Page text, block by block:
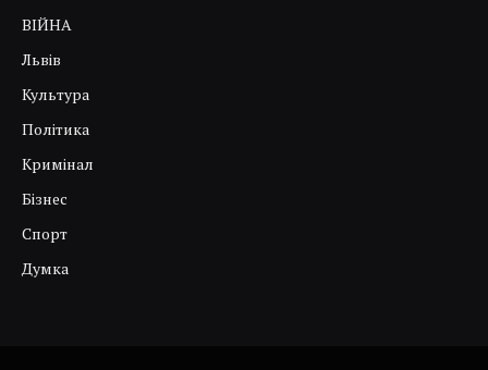
ВІЙНА
Львів
Культура
Політика
Кримінал
Бізнес
Спорт
Думка